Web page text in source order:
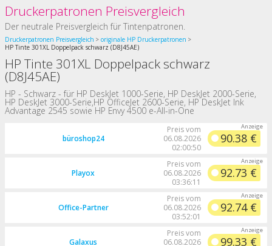
Druckerpatronen Preisvergleich
Der neutrale Preisvergleich für Tintenpatronen.
Druckerpatronen Preisvergleich
originale HP Druckerpatronen
HP Tinte 301XL Doppelpack schwarz (D8J45AE)
HP Tinte 301XL Doppelpack schwarz
(D8J45AE)
HP - Schwarz - für HP DeskJet 1000-Serie, HP DeskJet 2000-Serie,
HP DeskJet 3000-Serie,HP OfficeJet 2600-Serie, HP DeskJet Ink
Advantage 2545 sowie HP Envy 4500 e-All-in-One
büroshop24
Preis vom
06.08.2026
02:00:50
90.38 €
Playox
Preis vom
06.08.2026
03:36:11
92.73 €
Office-Partner
Preis vom
06.08.2026
03:52:01
92.74 €
Galaxus
Preis vom
06.08.2026
99.33 €